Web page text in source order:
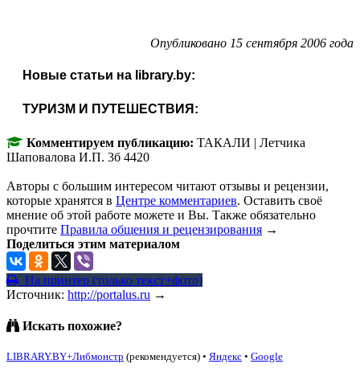
Опубликовано 15 сентября 2006 года
Новые статьи на library.by:
ТУРИЗМ И ПУТЕШЕСТВИЯ:
Комментируем публикацию: ТАКАЛИ | Летчика
Шаповалова И.П. 3б 4420
Авторы с большим интересом читают отзывы и рецензии,
которые хранятся в Центре комментариев. Оставить своё
мнение об этой работе можете и Вы. Также обязательно
прочтите Правила общения и рецензирования →
Поделиться этим материалом
На принтер (только текст+фото)
Источник: http://portalus.ru →
Искать похожие?
LIBRARY.BY+Либмонстр (рекомендуется) • Яндекс • Google